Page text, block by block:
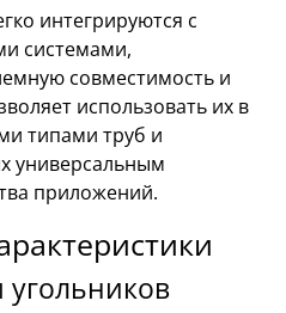
интегрируются с
системами,
совместимость и
использовать их в
типами труб и
универсальным
приложений.